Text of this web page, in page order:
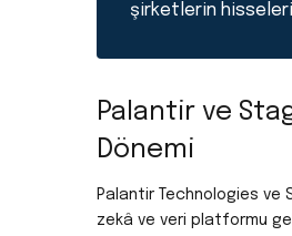
şirketlerin
Palantir ve
Dönemi
Palantir Technologies ve
zekâ ve veri platformu